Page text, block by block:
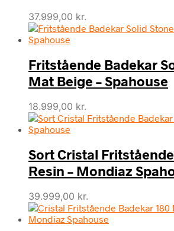
37.999,00 kr.
Fritstående Badekar
Mat Beige – Spahouse
18.999,00 kr.
Sort Cristal
Resin – Mondiaz
39.999,00 kr.